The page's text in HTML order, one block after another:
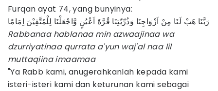
Furqan ayat 74, yang bunyinya:
رَبَّنَا هَبْ لَنَا مِنْ اَزْوَاجِنَا وَذُرِّيّٰتِنَا قُرَّةَ اَعْيُنٍ وَّاجْعَلْنَا لِلْمُتَّقِيْنَ اِمَامًا
Rabbanaa hablanaa min azwaajinaa wa
dzurriyatinaa qurrata a'yun waj'al naa lil
muttaqiina imaamaa
"Ya Rabb kami, anugerahkanlah kepada kami
isteri-isteri kami dan keturunan kami sebagai